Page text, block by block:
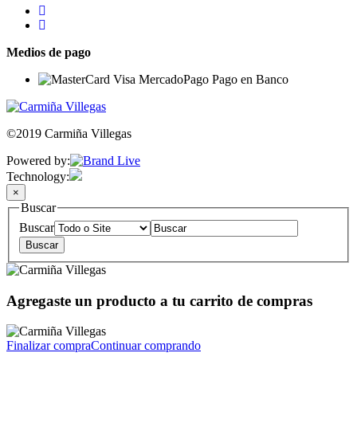
Medios de pago
©2019 Carmiña Villegas
Powered by:
Technology:
×
Buscar
Buscar
Agregaste un producto a tu carrito de compras
Finalizar compraContinuar comprando